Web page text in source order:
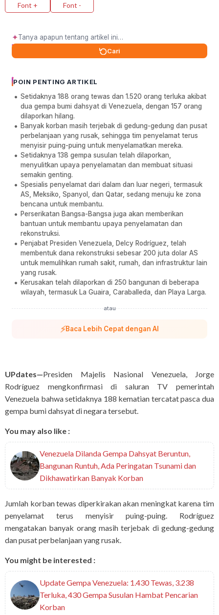
Font + Font -
✦
Cari
POIN PENTING ARTIKEL
Setidaknya 188 orang tewas dan 1.520 orang terluka akibat
dua gempa bumi dahsyat di Venezuela, dengan 157 orang
dilaporkan hilang.
Banyak korban masih terjebak di gedung-gedung dan pusat
perbelanjaan yang rusak, sehingga tim penyelamat terus
menyisir puing-puing untuk menyelamatkan mereka.
Setidaknya 138 gempa susulan telah dilaporkan,
menyulitkan upaya penyelamatan dan membuat situasi
semakin genting.
Spesialis penyelamat dari dalam dan luar negeri, termasuk
AS, Meksiko, Spanyol, dan Qatar, sedang menuju ke zona
bencana untuk membantu.
Perserikatan Bangsa-Bangsa juga akan memberikan
bantuan untuk membantu upaya penyelamatan dan
rekonstruksi.
Penjabat Presiden Venezuela, Delcy Rodríguez, telah
membentuk dana rekonstruksi sebesar 200 juta dolar AS
untuk memulihkan rumah sakit, rumah, dan infrastruktur lain
yang rusak.
Kerusakan telah dilaporkan di 250 bangunan di beberapa
wilayah, termasuk La Guaira, Caraballeda, dan Playa Larga.
atau
⚡Baca Lebih Cepat dengan AI
UPdates—Presiden Majelis Nasional Venezuela, Jorge
Rodríguez mengkonfirmasi di saluran TV pemerintah
Venezuela bahwa setidaknya 188 kematian tercatat pasca dua
gempa bumi dahsyat di negara tersebut.
You may also like :
Venezuela Dilanda Gempa Dahsyat Beruntun,
Bangunan Runtuh, Ada Peringatan Tsunami dan
Dikhawatirkan Banyak Korban
Jumlah korban tewas diperkirakan akan meningkat karena tim
penyelamat terus menyisir puing-puing. Rodríguez
mengatakan banyak orang masih terjebak di gedung-gedung
dan pusat perbelanjaan yang rusak.
You might be interested :
Update Gempa Venezuela: 1.430 Tewas, 3.238
Terluka, 430 Gempa Susulan Hambat Pencarian
Korban